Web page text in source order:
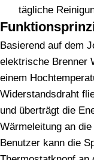
tägliche
Basierend auf dem
elektrische Brenner
einem
Widerstandsdraht
und überträgt die
Wärmeleitung an
Benutzer kann die